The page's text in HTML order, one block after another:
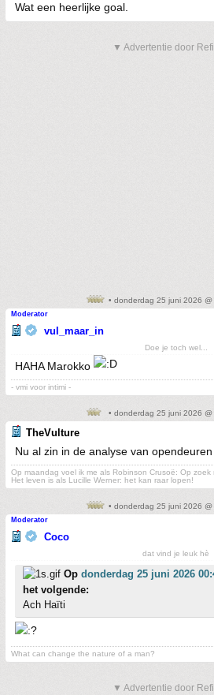
Wat een heerlijke goal.
▼ Advertentie door
• donderdag 25 juni 2026 @
Moderator
vul_maar_in
Doe je toch wel...
HAHA Marokko
- vmi voor intimi -
• donderdag 25 juni 2026 @
TheVulture
Nu al zin in de analyse van
Op maandag voel ik me als Robinson Crusoë: Op zoek
Het leven is als Lucille Werner: het kan raar lopen!
• donderdag 25 juni 2026 @
Moderator
Coco
dat vind je leuk hè
Op donderdag 25 juni 2026
het volgende:
Ach Haïti
What can change the nature of a man?
▼ Advertentie door